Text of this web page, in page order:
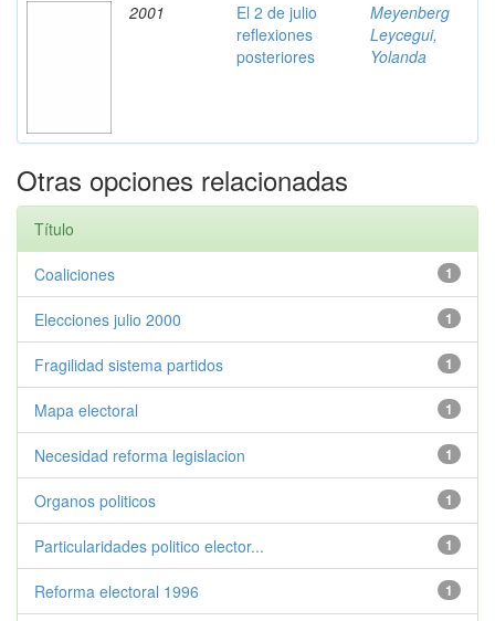
2001
El 2 de julio
reflexiones
posteriores
Meyenberg
Leycegui,
Yolanda
Otras opciones relacionadas
Título
1
Coaliciones
1
Elecciones julio 2000
1
Fragilidad sistema partidos
1
Mapa electoral
1
Necesidad reforma legislacion
1
Organos politicos
1
Particularidades politico elector...
1
Reforma electoral 1996